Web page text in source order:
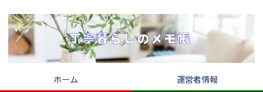
ホーム 運営者情報